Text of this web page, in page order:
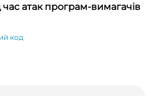
час атак програм-вимагачів
код